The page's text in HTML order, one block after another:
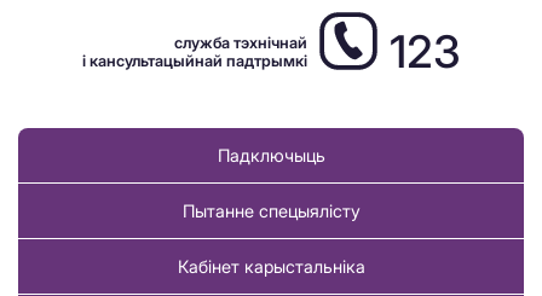
служба тэхнічнай
і кансультацыйнай падтрымкі
123
Падключыць
Пытанне спецыялісту
Кабінет карыстальніка